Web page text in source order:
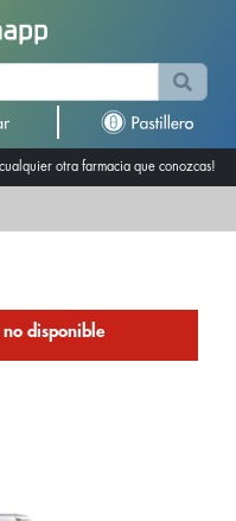
otra farmacia que conozcas!
disponible